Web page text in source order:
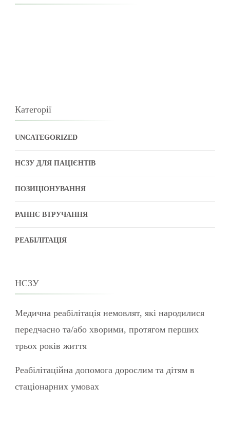
Категорії
UNCATEGORIZED
НСЗУ ДЛЯ ПАЦІЄНТІВ
ПОЗИЦІОНУВАННЯ
РАННЄ ВТРУЧАННЯ
РЕАБІЛІТАЦІЯ
НСЗУ
Медична реабілітація немовлят, які народилися
передчасно та/або хворими, протягом перших
трьох років життя
Реабілітаційна допомога дорослим та дітям в
стаціонарних умовах